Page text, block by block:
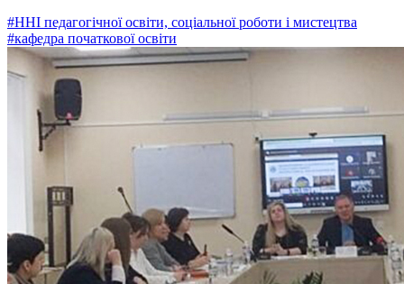
#ННІ педагогічної освіти, соціальної роботи і мистецтва
#кафедра початкової освіти